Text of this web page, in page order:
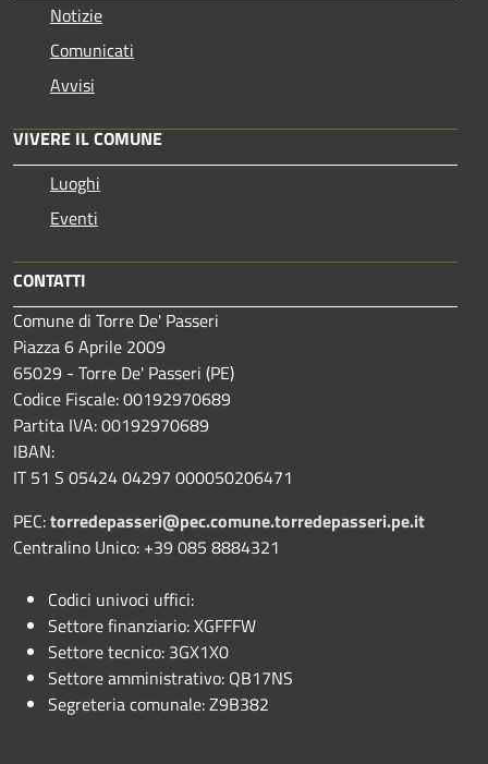
Notizie
Comunicati
Avvisi
VIVERE IL COMUNE
Luoghi
Eventi
CONTATTI
Comune di Torre De' Passeri
Piazza 6 Aprile 2009
65029 - Torre De' Passeri (PE)
Codice Fiscale: 00192970689
Partita IVA: 00192970689
IBAN:
IT 51 S 05424 04297 000050206471
PEC:torredepasseri@pec.comune.torredepasseri.pe.it
Centralino Unico: +39 085 8884321
Codici univoci uffici:
Settore finanziario: XGFFFW
Settore tecnico: 3GX1X0
Settore amministrativo: QB17NS
Segreteria comunale: Z9B382